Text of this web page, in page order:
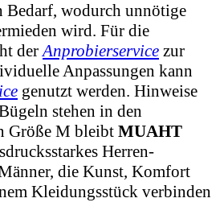
Bedarf, wodurch unnötige
wird. Für die
derAnprobierservice zur
Anpassungen kann
genutzt werden. Hinweise
stehen in den
Größe M bleibt MUAHT
Herren-
die Kunst, Komfort
Kleidungsstück verbinden